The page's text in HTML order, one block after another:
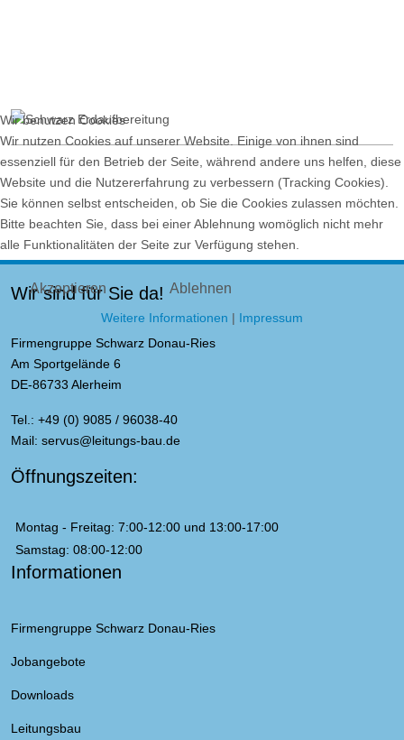
Wir sind für Sie da!
Firmengruppe Schwarz Donau-Ries
Am Sportgelände 6
DE-86733 Alerheim
Tel.: +49 (0) 9085 / 96038-40
Mail: servus@leitungs-bau.de
Öffnungszeiten:
Montag - Freitag: 7:00-12:00 und 13:00-17:00
Samstag: 08:00-12:00
Informationen
Firmengruppe Schwarz Donau-Ries
Jobangebote
Downloads
Leitungsbau
Wir benutzen Cookies
Wir nutzen Cookies auf unserer Website. Einige von ihnen sind
essenziell für den Betrieb der Seite, während andere uns helfen, diese
Website und die Nutzererfahrung zu verbessern (Tracking Cookies).
Sie können selbst entscheiden, ob Sie die Cookies zulassen möchten.
Bitte beachten Sie, dass bei einer Ablehnung womöglich nicht mehr
alle Funktionalitäten der Seite zur Verfügung stehen.
Akzeptieren Ablehnen
Weitere Informationen | Impressum